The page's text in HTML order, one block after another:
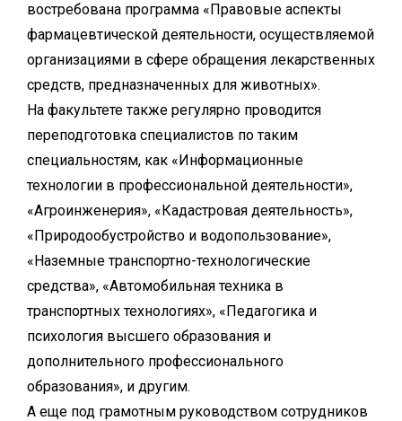
востребована программа «Правовые аспекты
фармацевтической деятельности, осуществляемой
организациями в сфере обращения лекарственных
средств, предназначенных для животных».
На факультете также регулярно проводится
переподготовка специалистов по таким
специальностям, как «Информационные
технологии в профессиональной деятельности»,
«Агроинженерия», «Кадастровая деятельность»,
«Природообустройство и водопользование»,
«Наземные транспортно-технологические
средства», «Автомобильная техника в
транспортных технологиях», «Педагогика и
психология высшего образования и
дополнительного профессионального
образования», и другим.
А еще под грамотным руководством сотрудников